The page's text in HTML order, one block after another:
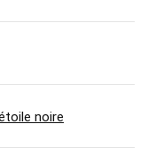
noire